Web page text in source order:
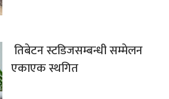
तिबेटन स्टडिजसम्बन्धी सम्मेलन
एकाएक स्थगित